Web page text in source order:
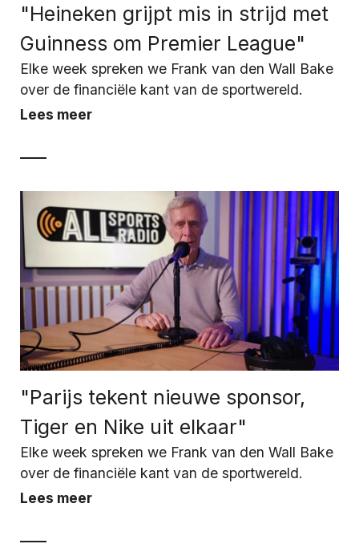
"Heineken grijpt mis in strijd met
Guinness om Premier League"
Elke week spreken we Frank van den Wall Bake
over de financiële kant van de sportwereld.
Lees meer
"Parijs tekent nieuwe sponsor,
Tiger en Nike uit elkaar"
Elke week spreken we Frank van den Wall Bake
over de financiële kant van de sportwereld.
Lees meer